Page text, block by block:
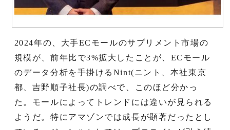
2024年の、大手ECモールのサプリメント市場の
規模が、前年比で3%拡大したことが、ECモール
のデータ分析を手掛けるNint(ニント、本社東京
都、吉野順子社長)の調べで、このほど分かっ
た。モールによってトレンドには違いが見られる
ようだ。特にアマゾンでは成長が顕著だったとし